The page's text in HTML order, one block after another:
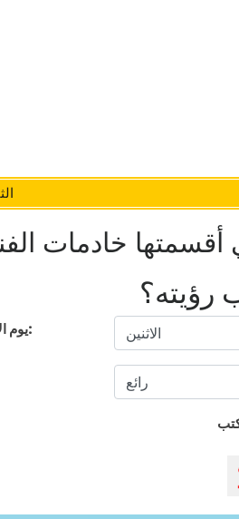
خادمات
رؤيته؟
يوم الأسبوع: